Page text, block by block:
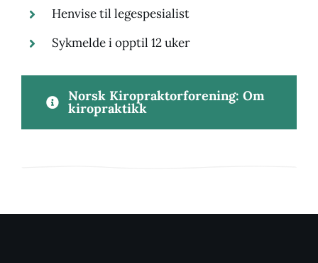
Henvise til legespesialist
Sykmelde i opptil 12 uker
Norsk Kiropraktorforening: Om
kiropraktikk